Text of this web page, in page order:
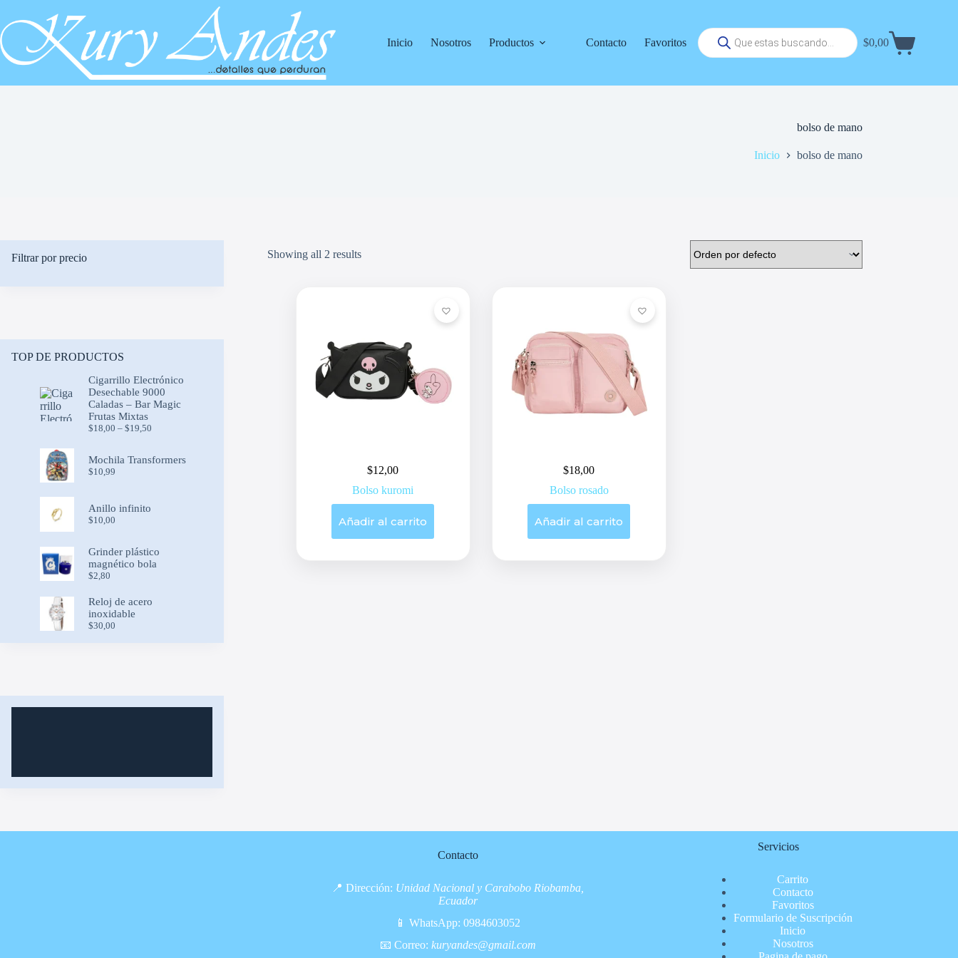
contenido
Inicio
Nosotros Productos Contacto Favoritos
Búsqueda
de
productos
Carrito
$0,00
bolso de mano
Inicio bolso de mano
Showing all 2 results
$12,00
Bolso kuromi
Añadir al carrito
$18,00
Bolso rosado
Añadir al carrito
Filtrar por precio
TOP DE PRODUCTOS
Cigarrillo Electrónico
Desechable 9000
Caladas – Bar Magic
Frutas Mixtas
$18,00 – $19,50
through
Mochila Transformers
$10,99
Anillo infinito
$10,00
Grinder plástico
magnético bola
$2,80
Reloj de acero
inoxidable
$30,00
Contacto
📍 Dirección: Unidad Nacional y Carabobo Riobamba,
Ecuador
📱 WhatsApp: 0984603052
📧 Correo: kuryandes@gmail.com
Servicios
Carrito
Contacto
Favoritos
Formulario de Suscripción
Inicio
Nosotros